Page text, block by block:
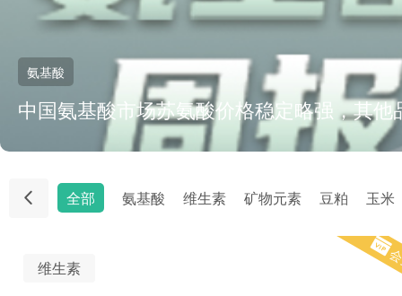
氨基酸
中国氨基酸市场苏氨酸价格稳定略强，其
全部 氨基酸 维生素 矿物元素 豆粕 玉米
维生素